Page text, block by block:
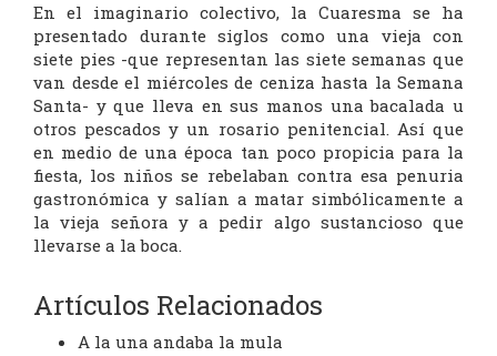
En el imaginario colectivo, la Cuaresma se ha
presentado durante siglos como una vieja con
siete pies -que representan las siete semanas que
van desde el miércoles de ceniza hasta la Semana
Santa- y que lleva en sus manos una bacalada u
otros pescados y un rosario penitencial. Así que
en medio de una época tan poco propicia para la
fiesta, los niños se rebelaban contra esa penuria
gastronómica y salían a matar simbólicamente a
la vieja señora y a pedir algo sustancioso que
llevarse a la boca.
Artículos Relacionados
A la una andaba la mula